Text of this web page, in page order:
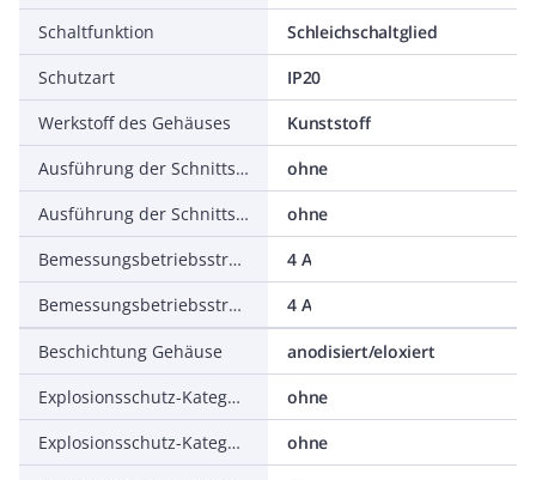
Schaltfunktion
Schleichschaltglied
Schutzart
IP20
Werkstoff des Gehäuses
Kunststoff
Ausführung der Schnittstelle
ohne
Ausführung der Schnittstelle für sicherheitsgerichtete Kommunikation
ohne
Bemessungsbetriebsstrom Ie bei AC-15, 230 V
4 A
Bemessungsbetriebsstrom Ie bei DC-13, 24 V
4 A
Beschichtung Gehäuse
anodisiert/eloxiert
Explosionsschutz-Kategorie für Gas
ohne
Explosionsschutz-Kategorie für Staub
ohne